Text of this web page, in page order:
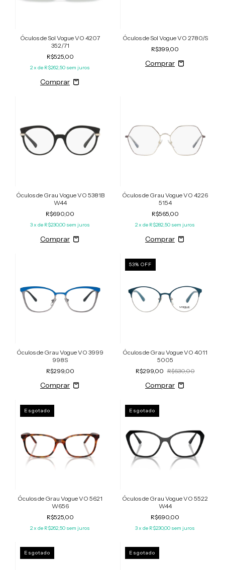
Óculos de Sol Vogue VO 4207
352/71
R$525,00
2x de R$262,50 sem juros
Óculos de Sol Vogue VO 2780/S
R$399,00
Óculos de Grau Vogue VO 5381B
W44
R$690,00
3x de R$230,00 sem juros
Óculos de Grau Vogue VO 4226
5154
R$565,00
2x de R$282,50 sem juros
Óculos de Grau Vogue VO 3999
998S
R$299,00
53% OFF
Óculos de Grau Vogue VO 4011
5005
R$299,00 R$630,00
Esgotado
Óculos de Grau Vogue VO 5621
W656
R$525,00
2x de R$262,50 sem juros
Esgotado
Óculos de Grau Vogue VO 5522
W44
R$690,00
3x de R$230,00 sem juros
Esgotado Esgotado